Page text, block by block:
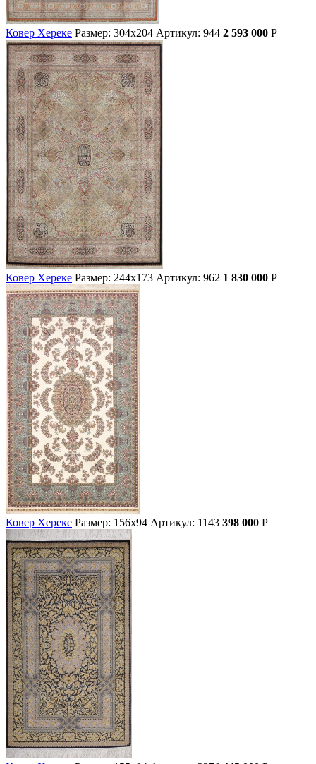
Ковер Хереке Размер: 304х204 Артикул: 944 2 593 000 Р
Ковер Хереке Размер: 244х173 Артикул: 962 1 830 000 Р
Ковер Хереке Размер: 156х94 Артикул: 1143 398 000 Р